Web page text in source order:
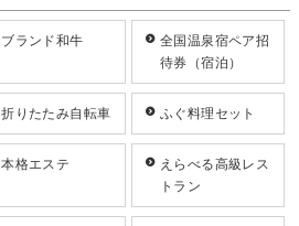
ブランド和牛
全国温泉宿ペア招
待券（宿泊）
折りたたみ自転車 ふぐ料理セット
本格エステ
えらべる高級レス
トラン